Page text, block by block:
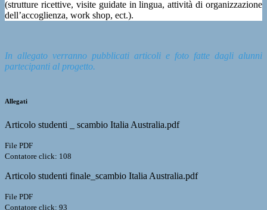
(strutture ricettive, visite guidate in lingua, attività di organizzazione
dell’accoglienza, work shop, ect.).
In allegato verranno pubblicati articoli e foto fatte dagli alunni
partecipanti al progetto.
Allegati
Articolo studenti _ scambio Italia Australia.pdf
File PDF
Contatore click: 108
Articolo studenti finale_scambio Italia Australia.pdf
File PDF
Contatore click: 93